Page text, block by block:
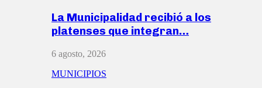
La Municipalidad recibió a los
platenses que integran…
6 agosto, 2026
MUNICIPIOS